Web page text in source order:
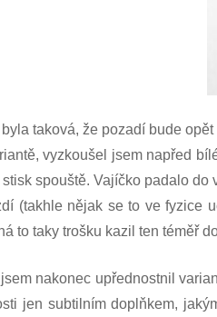
taková, že pozadí bude
vyzkoušel jsem napřed
spouště. Vajíčko padalo
(takhle nějak se to ve fyzice
to taky trošku kazil ten téměř
nakonec upřednostnil
jen subtilním doplňkem,